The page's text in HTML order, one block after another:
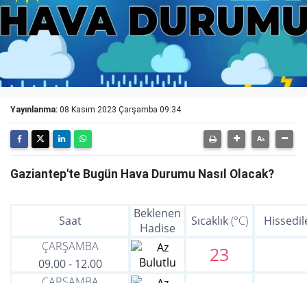
Yayınlanma: 08 Kasım 2023 Çarşamba 09:34
Gaziantep'te Bugün Hava Durumu Nasıl Olacak?
Saat
Beklenen
Hadise
Sıcaklık(°C)
ÇARŞAMBA
09.00- 12.00 23